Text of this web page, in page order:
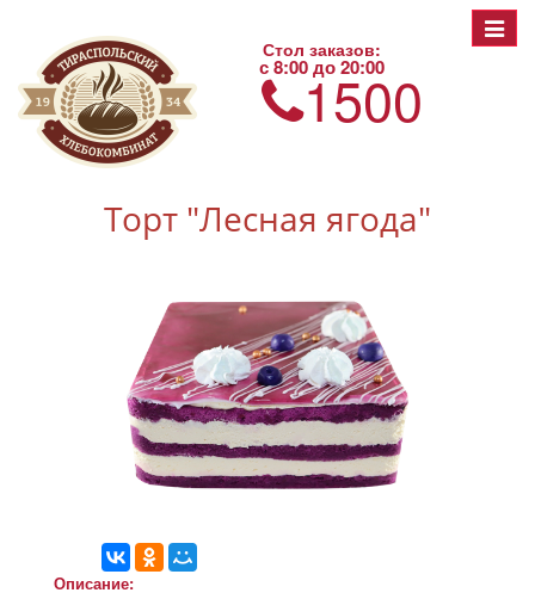
Toggle
Стол заказов:
с 8:00 до 20:00
1500
Торт "Лесная ягода"
Описание: